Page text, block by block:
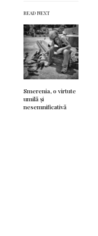
READ NEXT
Smerenia, o virtute
umilă și
nesemnificativă